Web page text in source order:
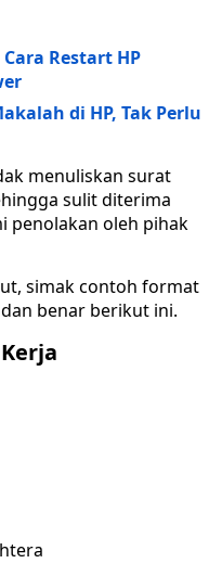
Cara Restart HP
di HP, Tak Perlu
menuliskan surat
sulit diterima
penolakan oleh pihak
simak contoh format
benar berikut ini.